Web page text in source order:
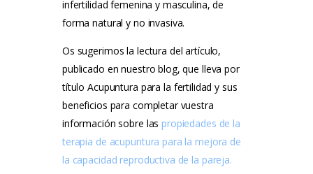
infertilidad femenina y masculina, de
forma natural y no invasiva.
Os sugerimos la lectura del artículo,
publicado en nuestro blog, que lleva por
título Acupuntura para la fertilidad y sus
beneficios para completar vuestra
información sobre las propiedades de la
terapia de acupuntura para la mejora de
la capacidad reproductiva de la pareja.